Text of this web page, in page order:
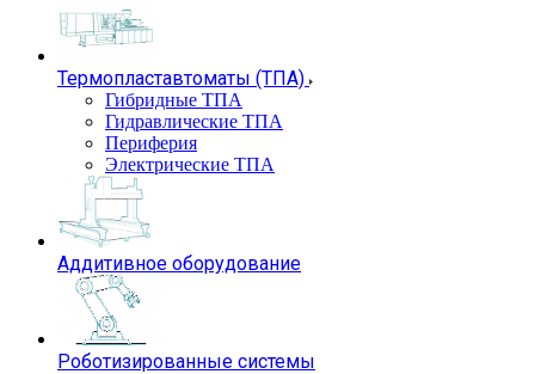
Термопластавтоматы (ТПА)
Гибридные ТПА
Гидравлические ТПА
Периферия
Электрические ТПА
Аддитивное оборудование
Роботизированные системы